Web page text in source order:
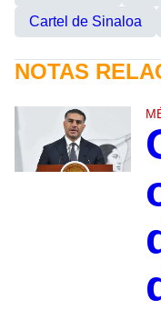
Cartel de Sinaloa
NOTAS